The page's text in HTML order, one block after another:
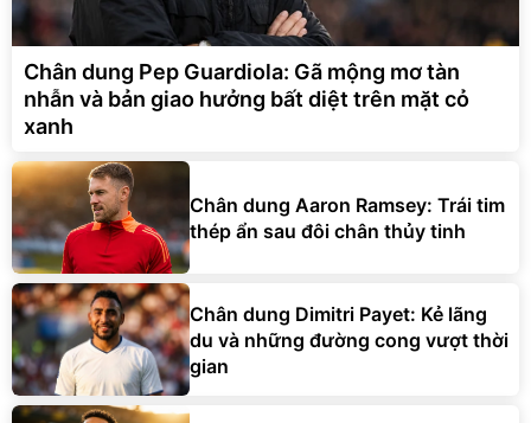
Chân dung Pep Guardiola: Gã mộng mơ tàn
nhẫn và bản giao hưởng bất diệt trên mặt cỏ
xanh
Chân dung Aaron Ramsey: Trái tim
thép ẩn sau đôi chân thủy tinh
Chân dung Dimitri Payet: Kẻ lãng
du và những đường cong vượt thời
gian